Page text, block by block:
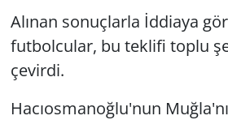
Alınan sonuçlarla İddiaya
futbolcular, bu teklifi toplu
çevirdi.
Hacıosmanoğlu'nun